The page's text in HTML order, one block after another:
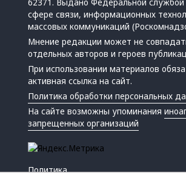
62371. Выдано Федеральной службой
сфере связи, информационных
массовых коммуникаций
Мнение редакции может не
отдельных авторов и героев
При использовании материалов
активная ссылка на сайт.
Политика обработки персональных
На сайте возможны упоминания
запрещенных организаций
Политика